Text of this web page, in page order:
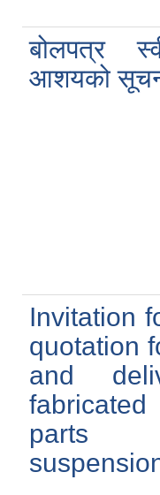
बोलपत्र
आशयको
Invitation
quotation
and